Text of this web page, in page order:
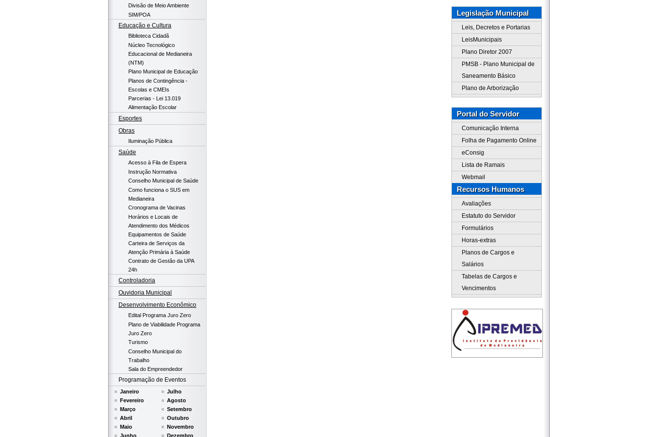
Divisão de Meio Ambiente
SIM/POA
Educação e Cultura
Biblioteca Cidadã
Núcleo Tecnológico
Educacional de Medianeira
(NTM)
Plano Municipal de Educação
Planos de Contingência -
Escolas e CMEIs
Parcerias - Lei 13.019
Alimentação Escolar
Esportes
Obras
Iluminação Pública
Saúde
Acesso à Fila de Espera
Instrução Normativa
Conselho Municipal de Saúde
Como funciona o SUS em
Medianeira
Cronograma de Vacinas
Horários e Locais de
Atendimento dos Médicos
Equipamentos de Saúde
Carteira de Serviços da
Atenção Primária à Saúde
Contrato de Gestão da UPA
24h
Controladoria
Ouvidoria Municipal
Desenvolvimento Econômico
Edital Programa Juro Zero
Plano de Viabilidade Programa
Juro Zero
Turismo
Conselho Municipal do
Trabalho
Sala do Empreendedor
Programação de Eventos
Janeiro
Fevereiro
Março
Abril
Maio
Junho
Julho
Agosto
Setembro
Outubro
Novembro
Dezembro
Legislação Municipal
Leis, Decretos e Portarias
LeisMunicipais
Plano Diretor 2007
PMSB - Plano Municipal de
Saneamento Básico
Plano de Arborização
Portal do Servidor
Comunicação Interna
Folha de Pagamento Online
eConsig
Lista de Ramais
Webmail
Recursos Humanos
Avaliações
Estatuto do Servidor
Formulários
Horas-extras
Planos de Cargos e
Salários
Tabelas de Cargos e
Vencimentos